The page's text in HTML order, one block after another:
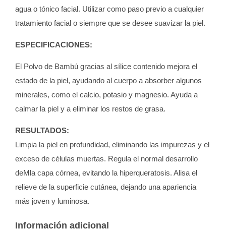
agua o tónico facial. Utilizar como paso previo a cualquier
tratamiento facial o siempre que se desee suavizar la piel.
ESPECIFICACIONES:
El Polvo de Bambú gracias al sílice contenido mejora el
estado de la piel, ayudando al cuerpo a absorber algunos
minerales, como el calcio, potasio y magnesio. Ayuda a
calmar la piel y a eliminar los restos de grasa.
RESULTADOS:
Limpia la piel en profundidad, eliminando las impurezas y el
exceso de células muertas. Regula el normal desarrollo
deMla capa córnea, evitando la hiperqueratosis. Alisa el
relieve de la superficie cutánea, dejando una apariencia
más joven y luminosa.
Información adicional